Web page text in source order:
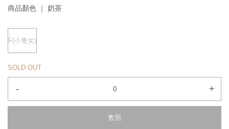
商品顏色 ｜ 奶茶
F(小隻女)
SOLD OUT
- +
售完